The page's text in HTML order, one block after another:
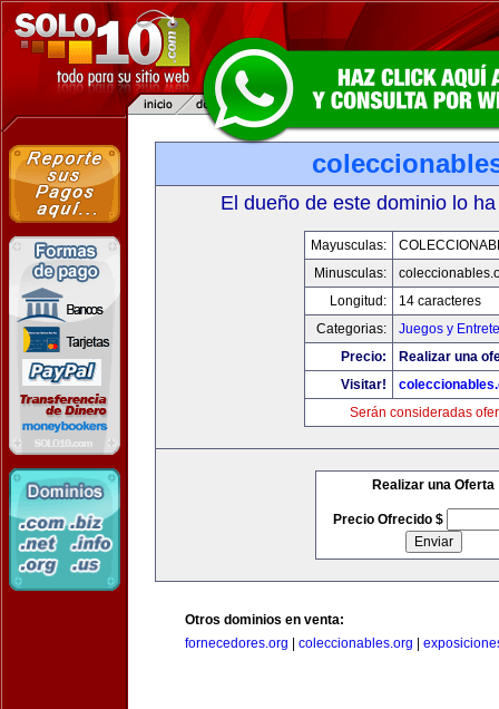
El dueño de este dominio lo
Mayusculas:
Minusculas:
Longitud:
14 caracteres
Categorias:
Juegos y
Precio:
Realizar una
Visitar!
Serán consideradas
Realizar una Oferta
Precio Ofrecido $
Otros dominios en venta:
fornecedores.org
coleccionables.org